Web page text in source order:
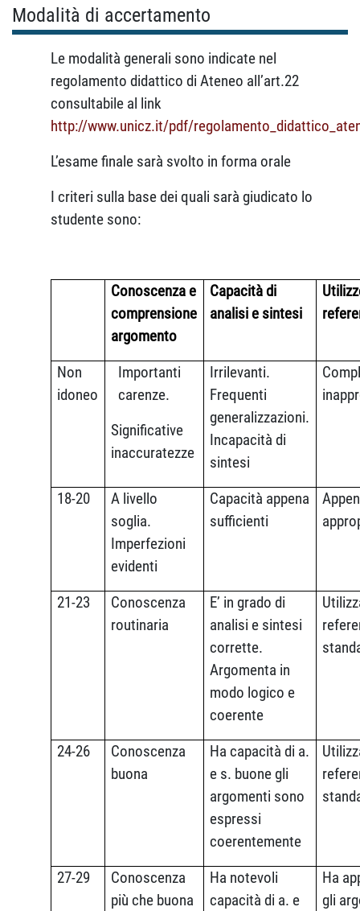
Modalità di accertamento
Le modalità generali sono indicate nel
regolamento didattico di Ateneo all’art.22
consultabile al link
http://www.unicz.it/pdf/
L’esame finale sarà svolto in forma orale
I criteri sulla base dei quali sarà giudicato lo
studente sono:
Conoscenza e
comprensione
argomento
Capacità di
analisi e sintesi
Non
idoneo
Importanti
carenze.
Significative
inaccuratezze
Irrilevanti.
Frequenti
generalizzazioni.
Incapacità di
sintesi
18-20
A livello
soglia.
Imperfezioni
evidenti
Capacità appena
sufficienti
21-23
Conoscenza
routinaria
E’ in grado di
analisi e sintesi
corrette.
Argomenta in
modo logico e
coerente
24-26
Conoscenza
buona
Ha capacità di a.
e s. buone gli
argomenti sono
espressi
coerentemente
27-29
Conoscenza
più che buona
Ha notevoli
capacità di a. e
Ha
gli